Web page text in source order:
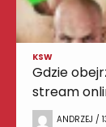
KSW
Gdzie
stream
ANDRZEJ /